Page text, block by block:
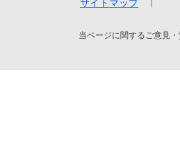
サイトマップ
当ページに関するご意見